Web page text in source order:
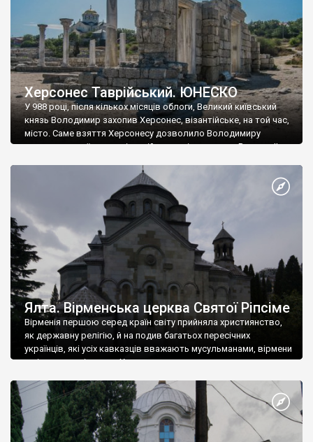
Херсонес Таврійський. ЮНЕСКО
У 988 році, після кількох місяців облоги, Великий київський
князь Володимир захопив Херсонес, візантійське, на той час,
місто. Саме взяття Херсонесу дозволило Володимиру
диктувати свої умови візантійському імператору Василю ІІ, та
Херсонесі Володимир-язичник, став Василем-християнином.
А потім було Хрещення Русі. На честь Херсонесу Таврійського
Ялта. Вірменська церква Святої Ріпсіме
Вірменія першою серед країн світу прийняла християнство,
як державну релігію, й на подив багатьох пересічних
українців, які усіх кавказців вважають мусульманами, вірмени
є відданими вірянами Христа